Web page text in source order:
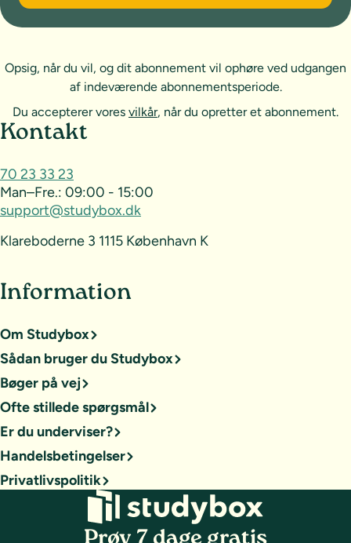
Opsig, når du vil, og dit abonnement vil ophøre ved udgangen
af indeværende abonnementsperiode.
Du accepterer vores vilkår, når du opretter et abonnement.
Sideoversigt og kontakt
Kontakt
70 23 33 23
Man–Fre.: 09:00 - 15:00
support@studybox.dk
Klareboderne 3 1115 København K
Information
Om Studybox
Sådan bruger du Studybox
Bøger på vej
Ofte stillede spørgsmål
Er du underviser?
Handelsbetingelser
Privatlivspolitik